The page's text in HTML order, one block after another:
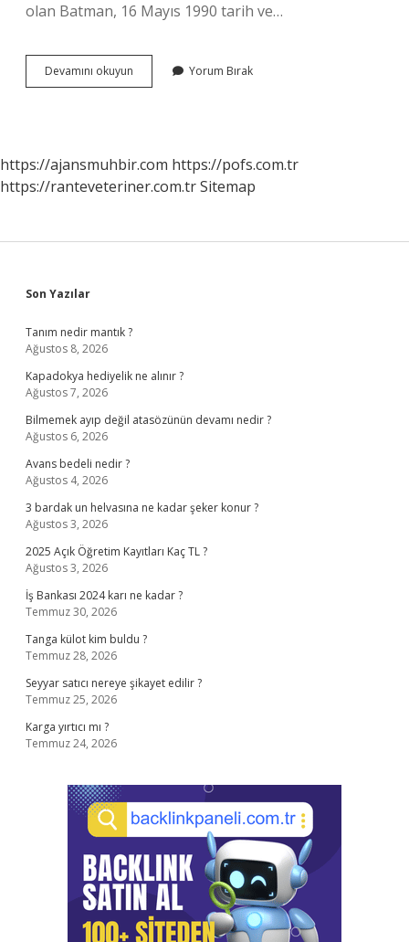
olan Batman, 16 Mayıs 1990 tarih ve…
Devamını okuyun
Hangi
Yorum Bırak
https://ajansmuhbir.com https://pofs.com.tr
https://ranteveteriner.com.trSitemap
Sidebar
Son Yazılar
Tanım nedir mantık ?
Ağustos 8, 2026
Kapadokya hediyelik ne alınır ?
Ağustos 7, 2026
Bilmemek ayıp değil atasözünün devamı nedir ?
Ağustos 6, 2026
Avans bedeli nedir ?
Ağustos 4, 2026
3 bardak un helvasına ne kadar şeker konur ?
Ağustos 3, 2026
2025 Açık Öğretim Kayıtları Kaç TL ?
Ağustos 3, 2026
İş Bankası 2024 karı ne kadar ?
Temmuz 30, 2026
Tanga külot kim buldu ?
Temmuz 28, 2026
Seyyar satıcı nereye şikayet edilir ?
Temmuz 25, 2026
Karga yırtıcı mı ?
Temmuz 24, 2026